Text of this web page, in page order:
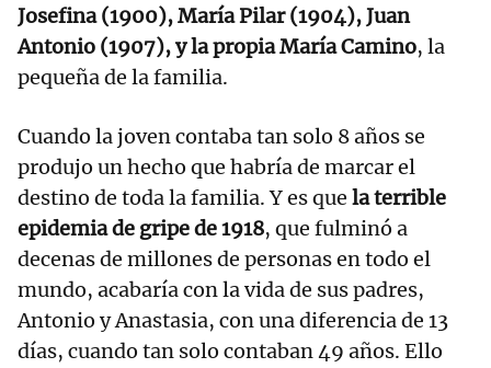
Josefina (1900), María Pilar (1904), Juan
Antonio (1907), y la propia María Camino, la
pequeña de la familia.
Cuando la joven contaba tan solo 8 años se
produjo un hecho que habría de marcar el
destino de toda la familia. Y es que la terrible
epidemia de gripe de 1918, que fulminó a
decenas de millones de personas en todo el
mundo, acabaría con la vida de sus padres,
Antonio y Anastasia, con una diferencia de 13
días, cuando tan solo contaban 49 años. Ello